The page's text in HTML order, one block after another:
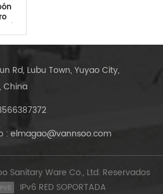
Rd, Lubu Town, Yuyao City,
China
: elmagao@vannsoo.com
Sanitary Ware Co., Ltd. Reservados
IPv6 RED SOPORTADA